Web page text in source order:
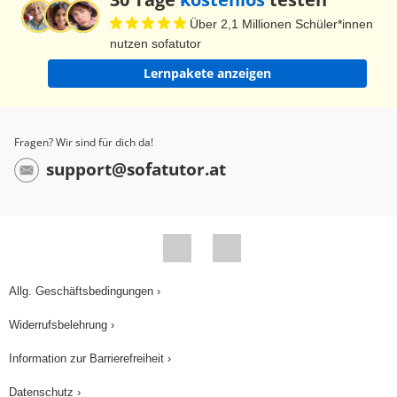
sein. Schulnote kannst du nicht einfach mit "note"
übersetzen. Du brauchst stattdessen das Wort
"mark". Denn "note" bedeutet "Notiz". In einem
Londoner Büro wirst du keinen "chef" in der
nämlich "Koch". Merke dir also: "Meinung" heißt
der in die "false friends-Falle" getappt ist.
Über 2,1 Millionen Schüler*innen
nutzen sofatutor
Lernpakete anzeigen
Fragen? Wir sind für dich da!
support@sofatutor.at
Allg. Geschäftsbedingungen ›
Widerrufsbelehrung ›
Information zur Barrierefreiheit ›
Datenschutz ›